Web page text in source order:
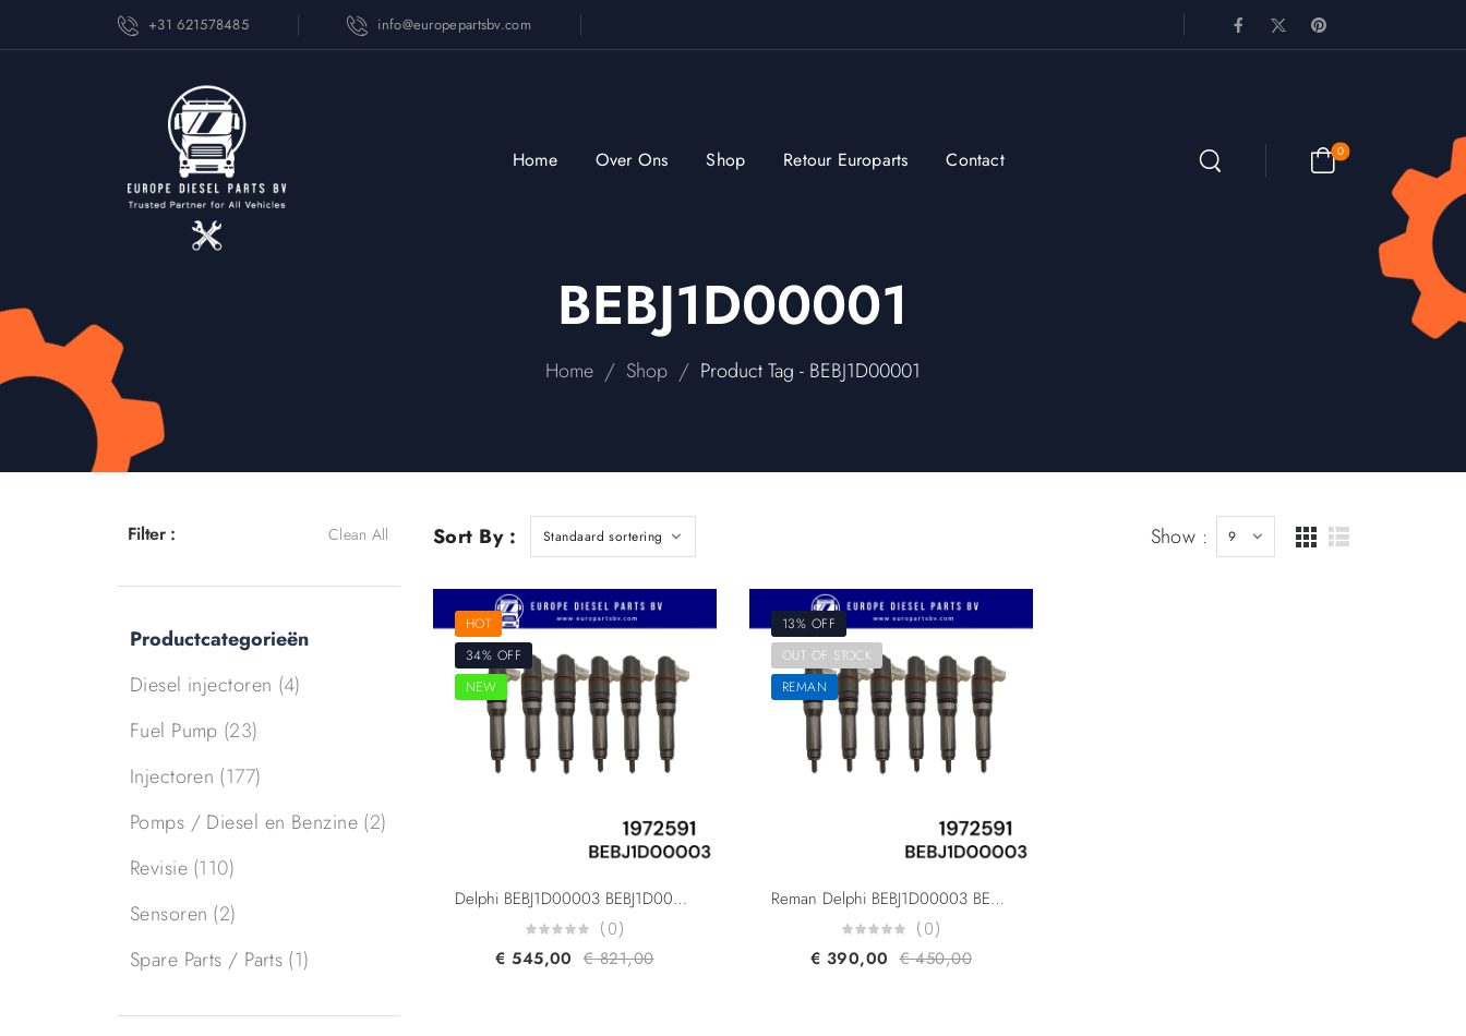
+31 621578485 info@europepartsbv.com
Home Over Ons Shop Retour Europarts Contact 0
BEBJ1D00001
Home / Shop / Product Tag - BEBJ1D00001
Filter : Clean All
Productcategorieën
Diesel injectoren (4)
Fuel Pump (23)
Injectoren (177)
Pomps / Diesel en Benzine (2)
Revisie (110)
Sensoren (2)
Spare Parts / Parts (1)
Sort By : Show :
HOT
34% OFF
NEW
Delphi BEBJ1D00003 BEBJ1D00001 BEBJ1D00002 Daf Paccar 1972591 1925657 1952045 1871125 For MX11 MX13 Engine XF410 XF440 XF460 XF510 Smart Injector Euro 6
(0)
€ 545,00 €821,00
13% OFF
OUT OF STOCK
REMAN
Reman Delphi BEBJ1D00003 BEBJ1D00001 BEBJ1D00002 Daf Paccar 1972591 1925657 1952045 1871125 For MX11 MX13 Engine XF410 XF440 XF460 XF510 Smart Injector Euro 6
(0)
€ 390,00 €450,00